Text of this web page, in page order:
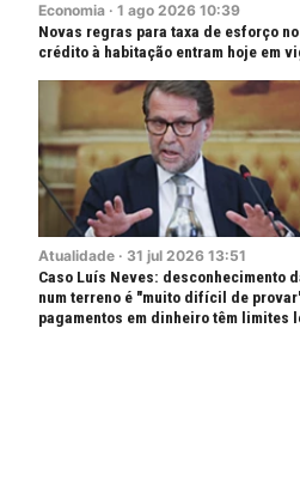
Economia · 1 ago 2026 10:39
Novas regras para taxa de esforço no
crédito à habitação entram hoje em
Atualidade · 31 jul 2026 13:51
Caso Luís Neves: desconhecimento
num terreno é "muito difícil de
pagamentos em dinheiro têm limites